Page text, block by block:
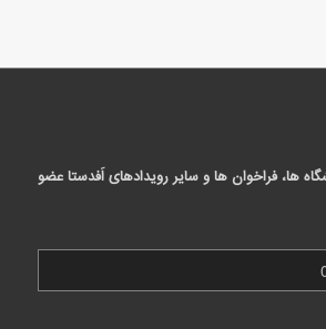
ها، فراخوان ها و سایر رویدادهای اَفدستا عضو